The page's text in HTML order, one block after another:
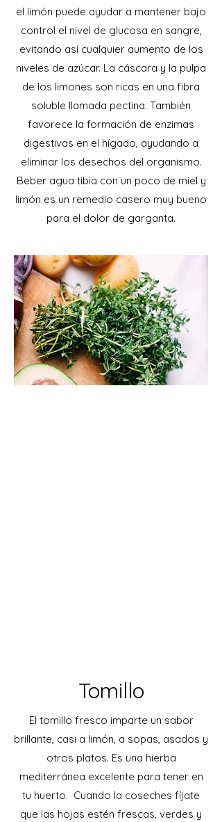
el limón puede ayudar a mantener bajo
control el nivel de glucosa en sangre,
evitando así cualquier aumento de los
niveles de azúcar. La cáscara y la pulpa
de los limones son ricas en una fibra
soluble llamada pectina. También
favorece la formación de enzimas
digestivas en el hígado, ayudando a
eliminar los desechos del organismo.
Beber agua tibia con un poco de miel y
limón es un remedio casero muy bueno
para el dolor de garganta.
Tomillo
El tomillo fresco imparte un sabor
brillante, casi a limón, a sopas, asados ​​y
otros platos. Es una hierba
mediterránea excelente para tener en
tu huerto. Cuando la coseches fíjate
que las hojas estén frescas, verdes y